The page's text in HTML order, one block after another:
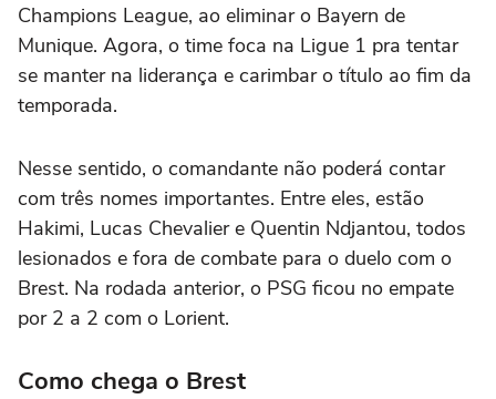
Champions League, ao eliminar o Bayern de
Munique. Agora, o time foca na Ligue 1 pra tentar
se manter na liderança e carimbar o título ao fim da
temporada.
Nesse sentido, o comandante não poderá contar
com três nomes importantes. Entre eles, estão
Hakimi, Lucas Chevalier e Quentin Ndjantou, todos
lesionados e fora de combate para o duelo com o
Brest. Na rodada anterior, o PSG ficou no empate
por 2 a 2 com o Lorient.
Como chega o Brest